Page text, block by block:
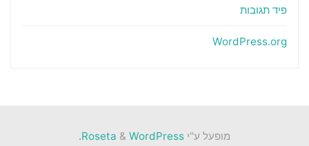
פיד תגובות
WordPress.org
מופעל ע"י & WordPress.